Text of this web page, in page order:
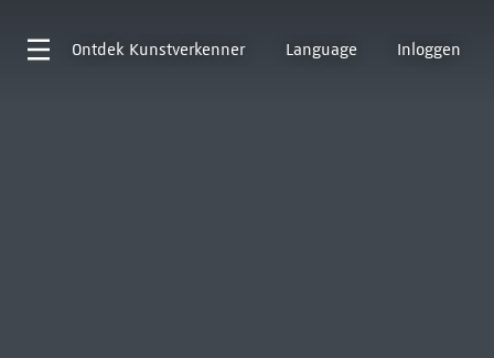
Ontdek Kunstverkenner Language Inloggen